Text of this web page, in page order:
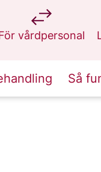
vårdpersonal
på 1177.se
Så